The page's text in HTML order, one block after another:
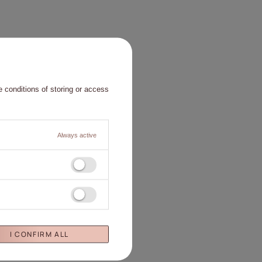
conditions of storing or access
Always active
I CONFIRM ALL